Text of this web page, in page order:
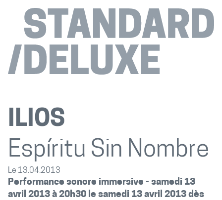
ILIOS
Espíritu Sin Nombre
Le 13.04.2013
Performance sonore immersive - samedi 13
avril 2013 à 20h30 le samedi 13 avril 2013 dès